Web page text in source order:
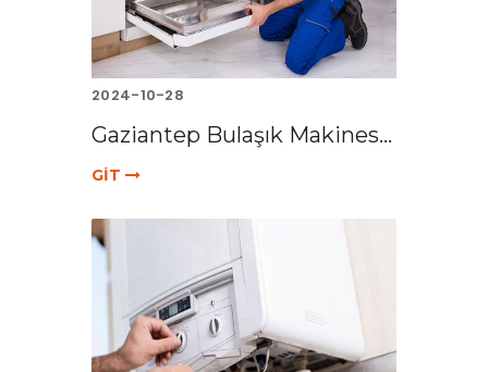
2024-10-28
Gaziantep Bulaşık Makines...
GİT